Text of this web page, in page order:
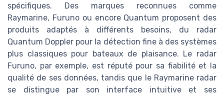
spécifiques. Des marques reconnues comme
Raymarine, Furuno ou encore Quantum proposent des
produits adaptés à différents besoins, du radar
Quantum Doppler pour la détection fine à des systèmes
plus classiques pour bateaux de plaisance. Le radar
Furuno, par exemple, est réputé pour sa fiabilité et la
qualité de ses données, tandis que le Raymarine radar
se distingue par son interface intuitive et ses